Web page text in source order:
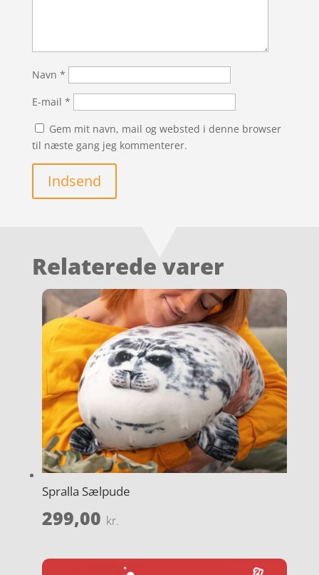
Navn *
E-mail *
Gem mit navn, mail og websted i denne browser
til næste gang jeg kommenterer.
Indsend
Relaterede varer
Spralla Sælpude
299,00 kr.